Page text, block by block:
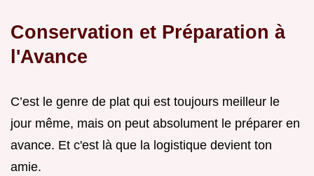
Conservation et Préparation à
l'Avance
C’est le genre de plat qui est toujours meilleur le
jour même, mais on peut absolument le préparer en
avance. Et c'est là que la logistique devient ton
amie.